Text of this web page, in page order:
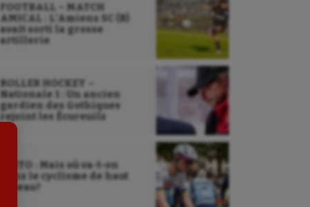
Sarbacane
Sauvetage sportif
Sport handicap
Sport-santé
FOOTBALL – MATCH
AMICAL : L’Amiens SC (B)
avait sorti la grosse
artillerie
ROLLER HOCKEY –
Nationale 1 : Un ancien
gardien des Gothiques
rejoint les Écureuils
EDITO : Mais où va-t-on
dans le cyclisme de haut
niveau?